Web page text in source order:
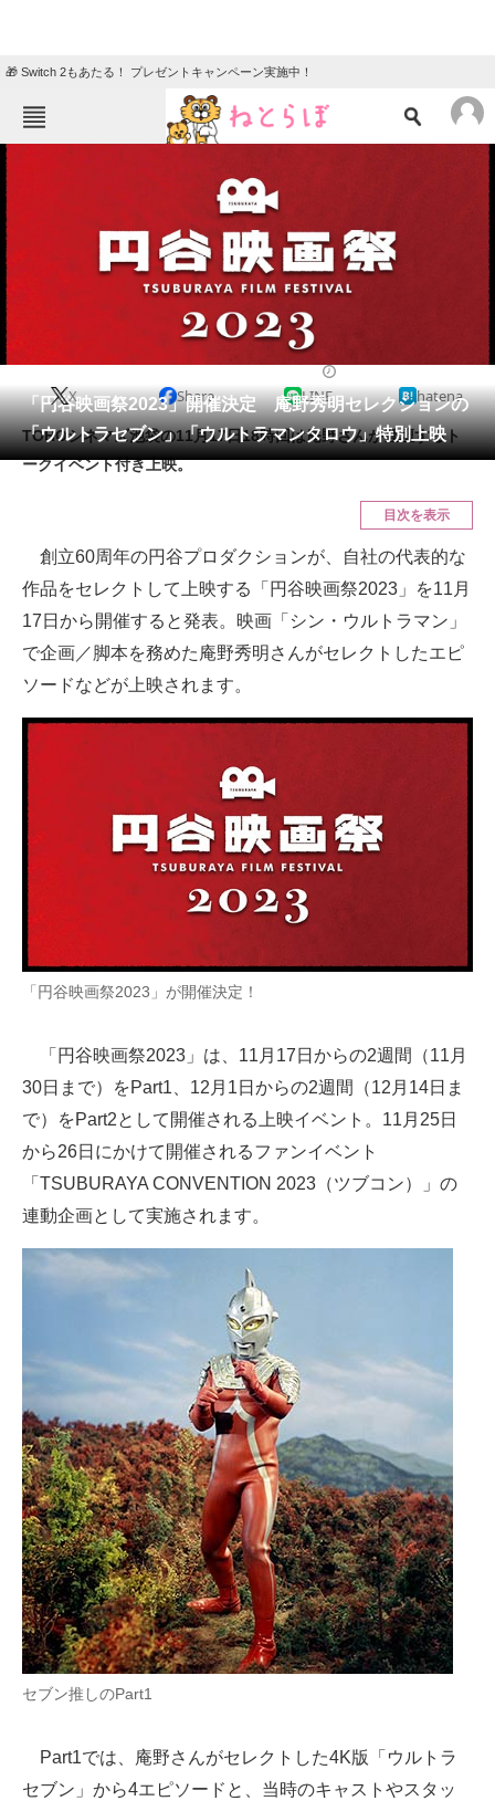
🎁 Switch 2もあたる！ プレゼントキャンペーン実施中！
ニュース
クイズ
地域
教育・育児
リサーチ
会員記事
メディア
スマホと通信の最新トレンド
好きが集まる 比べて選べる
企業ITのトレンドを詳説
経営リーダーのコミュニティ
ITエンジニア向け専門サイト
IT製品の技術・比較・事例
製造業のIT導入・活用を支援
モノづくり技術者専門サイト
エレクトロニクス専門サイト
電子設計の基本と応用
建設×テクノロジーの最前線
ちょっと気になるネットの話題
「円谷映画祭2023」開催決定 庵野秀明セレクションの
「ウルトラセブン」「ウルトラマンタロウ」特別上映
X Share LINE hatena
TOHOシネマズ池袋の11月17日18時回は庵野さんが登壇するト
ークイベント付き上映。
目次を表示
創立60周年の円谷プロダクションが、自社の代表的な
作品をセレクトして上映する「円谷映画祭2023」を11月
17日から開催すると発表。映画「シン・ウルトラマン」
で企画／脚本を務めた庵野秀明さんがセレクトしたエピ
ソードなどが上映されます。
「円谷映画祭2023」が開催決定！
「円谷映画祭2023」は、11月17日からの2週間（11月
30日まで）をPart1、12月1日からの2週間（12月14日ま
で）をPart2として開催される上映イベント。11月25日
から26日にかけて開催されるファンイベント
「TSUBURAYA CONVENTION 2023（ツブコン）」の
連動企画として実施されます。
セブン推しのPart1
Part1では、庵野さんがセレクトした4K版「ウルトラ
セブン」から4エピソードと、当時のキャストやスタッ